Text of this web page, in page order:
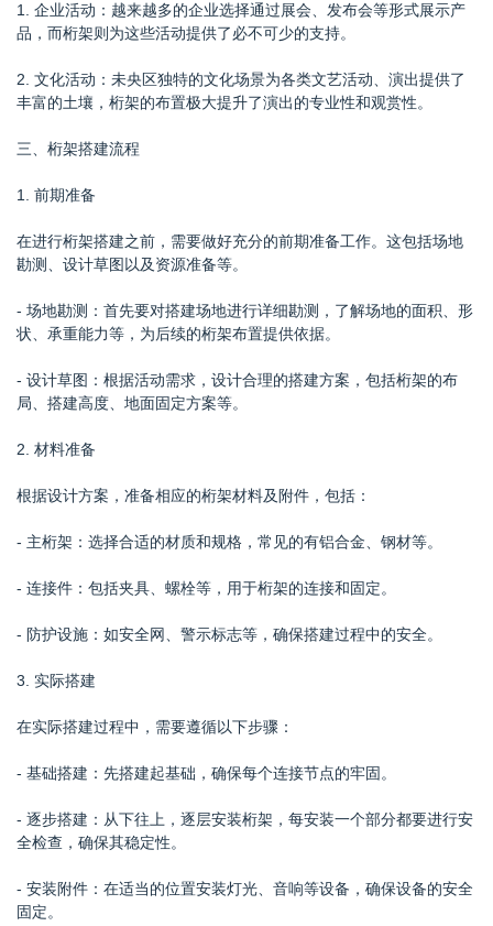
1. 企业活动：越来越多的企业选择通过展会、发布会等形式展示产
品，而桁架则为这些活动提供了必不可少的支持。
2. 文化活动：未央区独特的文化场景为各类文艺活动、演出提供了
丰富的土壤，桁架的布置极大提升了演出的专业性和观赏性。
三、桁架搭建流程
1. 前期准备
在进行桁架搭建之前，需要做好充分的前期准备工作。这包括场地
勘测、设计草图以及资源准备等。
- 场地勘测：首先要对搭建场地进行详细勘测，了解场地的面积、形
状、承重能力等，为后续的桁架布置提供依据。
- 设计草图：根据活动需求，设计合理的搭建方案，包括桁架的布
局、搭建高度、地面固定方案等。
2. 材料准备
根据设计方案，准备相应的桁架材料及附件，包括：
- 主桁架：选择合适的材质和规格，常见的有铝合金、钢材等。
- 连接件：包括夹具、螺栓等，用于桁架的连接和固定。
- 防护设施：如安全网、警示标志等，确保搭建过程中的安全。
3. 实际搭建
在实际搭建过程中，需要遵循以下步骤：
- 基础搭建：先搭建起基础，确保每个连接节点的牢固。
- 逐步搭建：从下往上，逐层安装桁架，每安装一个部分都要进行安
全检查，确保其稳定性。
- 安装附件：在适当的位置安装灯光、音响等设备，确保设备的安全
固定。